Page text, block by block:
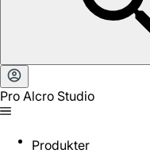
Pro Alcro Studio
Produkter